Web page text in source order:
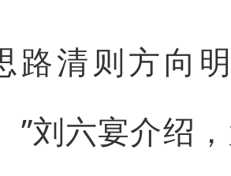
路清则方向
”刘六宴介绍